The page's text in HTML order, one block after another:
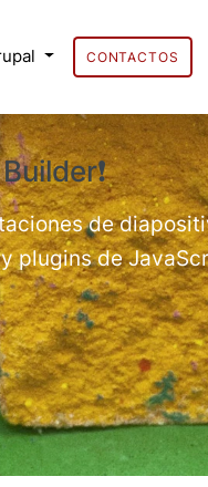
CONTACTOS
de
plugins de